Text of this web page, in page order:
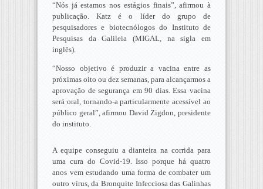
“Nós já estamos nos estágios finais”, afirmou à
publicação. Katz é o líder do grupo de
pesquisadores e biotecnólogos do Instituto de
Pesquisas da Galileia (MIGAL, na sigla em
inglês).
“Nosso objetivo é produzir a vacina entre as
próximas oito ou dez semanas, para alcançarmos a
aprovação de segurança em 90 dias. Essa vacina
será oral, tornando-a particularmente acessível ao
público geral”, afirmou David Zigdon, presidente
do instituto.
A equipe conseguiu a dianteira na corrida para
uma cura do Covid-19. Isso porque há quatro
anos vem estudando uma forma de combater um
outro vírus, da Bronquite Infecciosa das Galinhas